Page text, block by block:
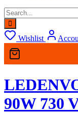
Wishlist
90W 730